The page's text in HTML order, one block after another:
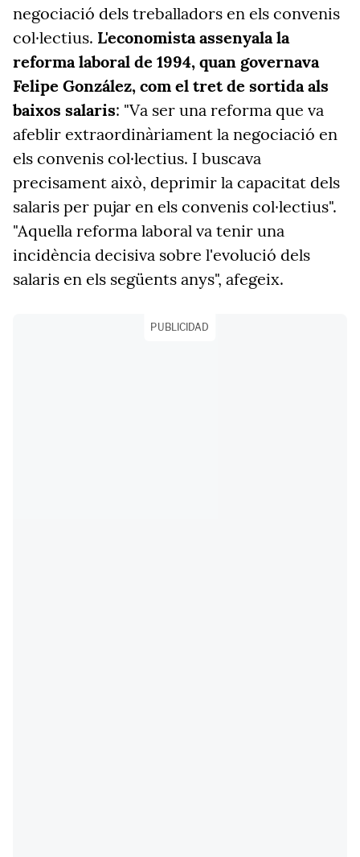
negociació dels treballadors en els convenis
col·lectius. L'economista assenyala la
reforma laboral de 1994, quan governava
Felipe González, com el tret de sortida als
baixos salaris: "Va ser una reforma que va
afeblir extraordinàriament la negociació en
els convenis col·lectius. I buscava
precisament això, deprimir la capacitat dels
salaris per pujar en els convenis col·lectius".
"Aquella reforma laboral va tenir una
incidència decisiva sobre l'evolució dels
salaris en els següents anys", afegeix.
PUBLICIDAD